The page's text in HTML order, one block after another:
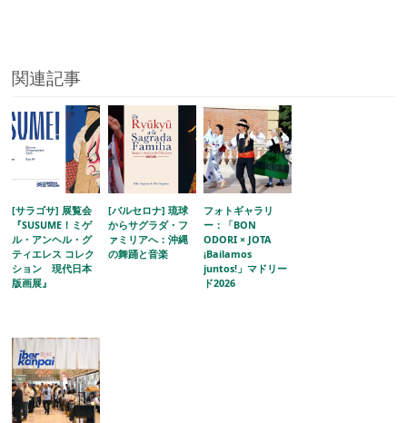
関連記事
[サラゴサ] 展覧会
『SUSUME！ミゲ
ル・アンヘル・グ
ティエレス コレク
ション 現代日本
版画展』
[バルセロナ] 琉球
からサグラダ・フ
ァミリアへ：沖縄
の舞踊と音楽
フォトギャラリ
ー：「BON
ODORI × JOTA
¡Bailamos
juntos!」マドリー
ド2026